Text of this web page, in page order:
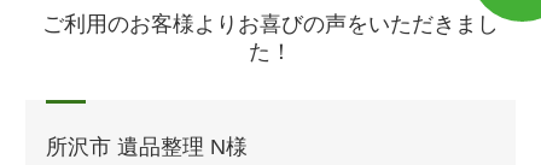
ご利用のお客様よりお喜びの声をいただきまし
た！
所沢市 遺品整理 N様